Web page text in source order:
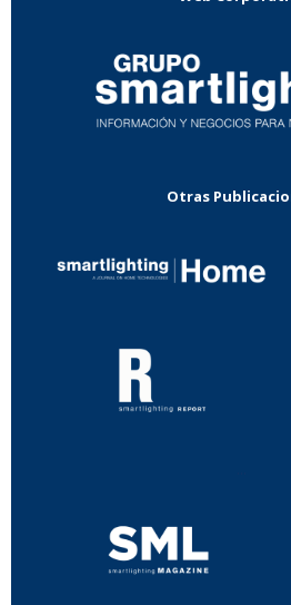
Otras